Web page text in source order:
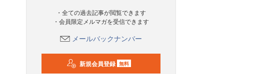
・全ての過去記事が閲覧できます
・会員限定メルマガを受信できます
メールバックナンバー
新規会員登録 無料